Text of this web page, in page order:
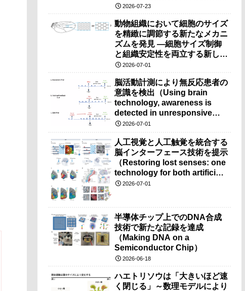
Photosynthesis）
2026-07-23
動物組織において細胞のサイズ
を精緻に調節する新たなメカニ
ズムを発見 ―細胞サイズ制御
と組織安定性を両立する新しい
仕組みを解明―
2026-07-01
脳活動計測により無反応患者の
意識を検出（Using brain
technology, awareness is
detected in unresponsive
patients）
2026-07-01
人工視覚と人工触覚を統合する
脳インターフェース技術を提示
（Restoring lost senses: one
technology for both artificial
vision and touch）
2026-07-01
半導体チップ上でのDNA合成
技術で新たな記録を達成
（Making DNA on a
Semiconductor Chip）
2026-06-18
ハエトリソウは「大きいほど速
く閉じる」～数理モデルにより